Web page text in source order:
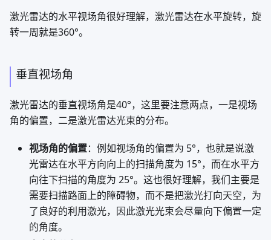
激光雷达的水平视场角很好理解，激光雷达在水平旋转，旋
转一周就是360°。
垂直视场角
激光雷达的垂直视场角是40°，这里要注意两点，一是视场
角的偏置，二是激光雷达光束的分布。
视场角的偏置：例如视场角的偏置为 5°，也就是说激
光雷达在水平方向向上的扫描角度为 15°，而在水平方
向往下扫描的角度为 25°。这也很好理解，我们主要是
需要扫描路面上的障碍物，而不是把激光打向天空，为
了良好的利用激光，因此激光光束会尽量向下偏置一定
的角度。